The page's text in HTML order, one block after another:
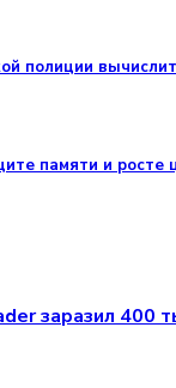
полиции
памяти и росте
заразил 400